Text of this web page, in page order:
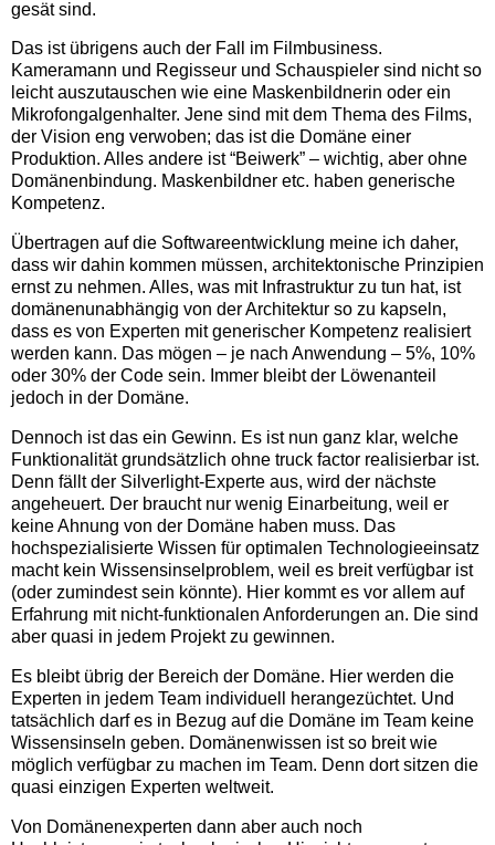
gesät sind.
Das ist übrigens auch der Fall im Filmbusiness.
Kameramann und Regisseur und Schauspieler sind nicht so
leicht auszutauschen wie eine Maskenbildnerin oder ein
Mikrofongalgenhalter. Jene sind mit dem Thema des Films,
der Vision eng verwoben; das ist die Domäne einer
Produktion. Alles andere ist “Beiwerk” – wichtig, aber ohne
Domänenbindung. Maskenbildner etc. haben generische
Kompetenz.
Übertragen auf die Softwareentwicklung meine ich daher,
dass wir dahin kommen müssen, architektonische Prinzipien
ernst zu nehmen. Alles, was mit Infrastruktur zu tun hat, ist
domänenunabhängig von der Architektur so zu kapseln,
dass es von Experten mit generischer Kompetenz realisiert
werden kann. Das mögen – je nach Anwendung – 5%, 10%
oder 30% der Code sein. Immer bleibt der Löwenanteil
jedoch in der Domäne.
Dennoch ist das ein Gewinn. Es ist nun ganz klar, welche
Funktionalität grundsätzlich ohne truck factor realisierbar ist.
Denn fällt der Silverlight-Experte aus, wird der nächste
angeheuert. Der braucht nur wenig Einarbeitung, weil er
keine Ahnung von der Domäne haben muss. Das
hochspezialisierte Wissen für optimalen Technologieeinsatz
macht kein Wissensinselproblem, weil es breit verfügbar ist
(oder zumindest sein könnte). Hier kommt es vor allem auf
Erfahrung mit nicht-funktionalen Anforderungen an. Die sind
aber quasi in jedem Projekt zu gewinnen.
Es bleibt übrig der Bereich der Domäne. Hier werden die
Experten in jedem Team individuell herangezüchtet. Und
tatsächlich darf es in Bezug auf die Domäne im Team keine
Wissensinseln geben. Domänenwissen ist so breit wie
möglich verfügbar zu machen im Team. Denn dort sitzen die
quasi einzigen Experten weltweit.
Von Domänenexperten dann aber auch noch